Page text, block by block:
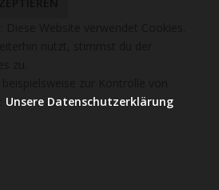
Unsere Datenschutzerklärung